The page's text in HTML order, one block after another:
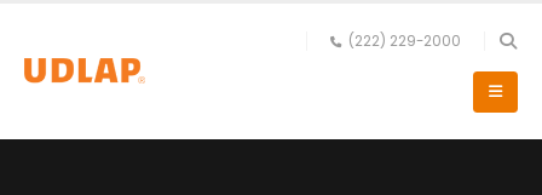
(222) 229-2000